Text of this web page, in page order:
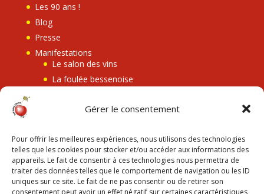
Gérer le consentement
Pour offrir les meilleures expériences, nous utilisons des technologies
telles que les cookies pour stocker et/ou accéder aux informations des
appareils. Le fait de consentir à ces technologies nous permettra de
traiter des données telles que le comportement de navigation ou les ID
uniques sur ce site. Le fait de ne pas consentir ou de retirer son
consentement peut avoir un effet négatif sur certaines caractéristiques
Les 90 ans !
Blog
Presse
Manifestations
Le salon des vins
La foulée bessenoise
Les retransmissions
Contact
Les mentions légales